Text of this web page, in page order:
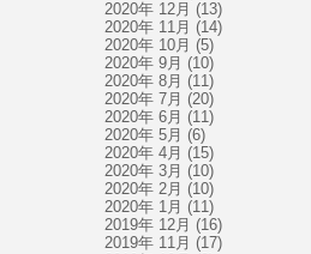
2020年 12月 (13)
2020年 11月 (14)
2020年 10月 (5)
2020年 9月 (10)
2020年 8月 (11)
2020年 7月 (20)
2020年 6月 (11)
2020年 5月 (6)
2020年 4月 (15)
2020年 3月 (10)
2020年 2月 (10)
2020年 1月 (11)
2019年 12月 (16)
2019年 11月 (17)